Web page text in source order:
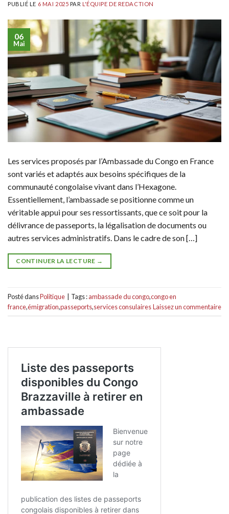
PUBLIÉ LE 6 MAI 2025 PARL'ÉQUIPE DE REDACTION
06
Mai
Les services proposés par l’Ambassade du Congo en France
sont variés et adaptés aux besoins spécifiques de la
communauté congolaise vivant dans l’Hexagone.
Essentiellement, l’ambassade se positionne comme un
véritable appui pour ses ressortissants, que ce soit pour la
délivrance de passeports, la légalisation de documents ou
autres services administratifs. Dans le cadre de son […]
CONTINUER LA LECTURE →
Posté dansPolitique Tags :ambassade du congo,congo en
france,émigration,passeports,services consulairesLaissez un commentaire